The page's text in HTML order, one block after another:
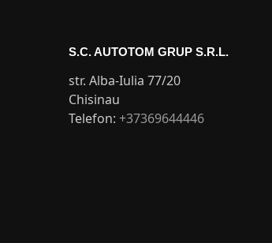
S.C. AUTOTOM GRUP S.R.L.
str. Alba-Iulia 77/20
Chisinau
Telefon: +37369644446